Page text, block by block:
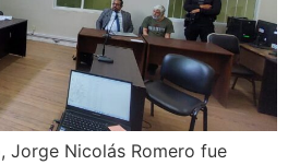
Jorge Nicolás Romero fue